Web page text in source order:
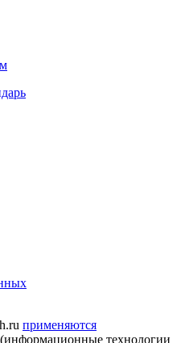
применяются
(информационные технологии